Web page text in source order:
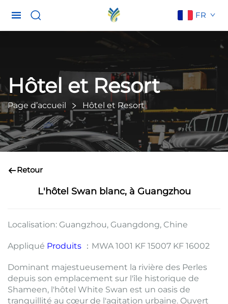
FR
Hôtel et Resort
Page d’accueil Hôtel et Resort
Retour
L'hôtel Swan blanc, à Guangzhou
Localisation: Guangzhou, Guangdong, Chine
Appliqué Produits ：MWA 1001 KF 15007 KF 16002
Dominant majestueusement la rivière des Perles
depuis son emplacement sur l'île historique de
Shameen, l'hôtel White Swan est un oasis de
tranquillité au cœur de l'agitation urbaine. Ouvert